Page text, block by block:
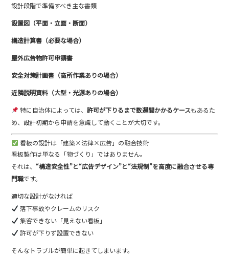
設計段階で準備すべき主な書類
設置図（平面・立面・断面）
構造計算書（必要な場合）
屋外広告物許可申請書
安全対策計画書（高所作業ありの場合）
近隣説明資料（大型・光源ありの場合）
特に自治体によっては、許可が下りるまで数週間かかるケースもあるた
め、設計初期から申請を意識して動くことが大切です。
看板の設計は「建築×法律×広告」の融合技術
看板製作は単なる「物づくり」ではありません。
それは、“構造安全性”と“広告デザイン”と“法規制”を高度に融合させる専
門職です。
適切な設計がなければ
落下事故やクレームのリスク
集客できない「見えない看板」
許可が下りず設置できない
そんなトラブルが簡単に起きてしまいます。